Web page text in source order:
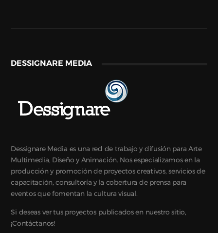
DESSIGNARE MEDIA
Dessignare Media es una red de trabajo y difusión para Arte
Multimedia, Diseño y Animación. Nos especializamos en la
producción y promoción de proyectos creativos, servicios de
capacitación, consultoría y la cobertura de prensa para
eventos que fomentan la cultura visual.
Si deseas ver tus proyectos publicados en nuestro sitio,
¡Contáctanos!